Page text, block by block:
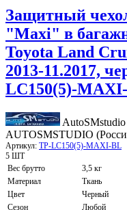
Защитный
"Maxi" в
Toyota Land
2013-11.2017,
LC150(5)-
AutoSMstudio
AUTOSMSTUDIO
Артикул: TP-LC150(5)-MAXI-BL
5 ШТ
Вес брутто
3,5 кг
Материал
Ткань
Цвет
Черный
Сезон
Любой